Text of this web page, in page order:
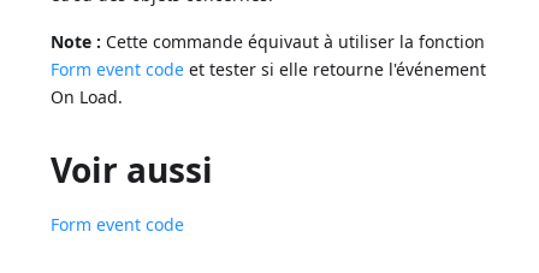
Note : Cette commande équivaut à utiliser la fonction
Form event code et tester si elle retourne l'événement
On Load.
Voir aussi
Form event code